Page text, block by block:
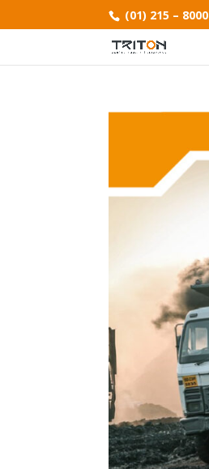
(01) 215 – 8000